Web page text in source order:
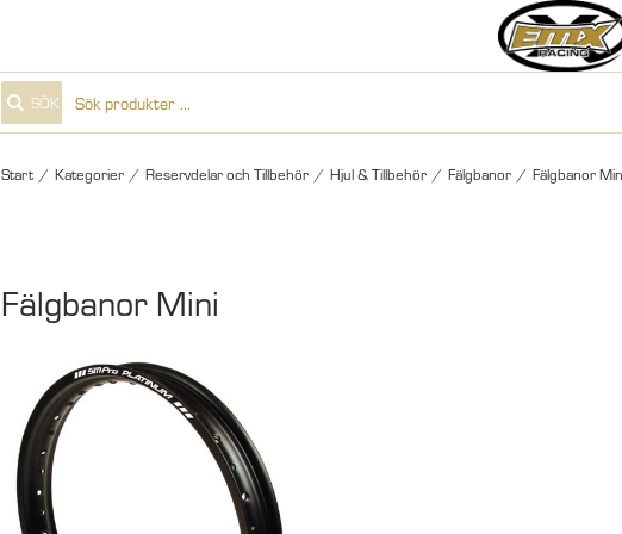
SÖK
Start / Kategorier / Reservdelar och Tillbehör / Hjul & Tillbehör / Fälgbanor / Fälgbanor
Fälgbanor Mini